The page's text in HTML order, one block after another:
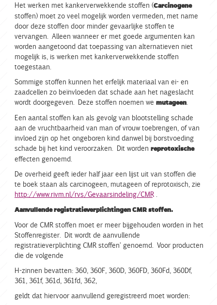
Het werken met kankerverwekkende stoffen (Carcinogene
stoffen) moet zo veel mogelijk worden vermeden, met name
door deze stoffen door minder gevaarlijke stoffen te
vervangen. Alleen wanneer er met goede argumenten kan
worden aangetoond dat toepassing van alternatieven niet
mogelijk is, is werken met kankerverwekkende stoffen
toegestaan.
Sommige stoffen kunnen het erfelijk materiaal van ei- en
zaadcellen zo beïnvloeden dat schade aan het nageslacht
wordt doorgegeven. Deze stoffen noemen we mutageen.
Een aantal stoffen kan als gevolg van blootstelling schade
aan de vruchtbaarheid van man of vrouw toebrengen, of van
invloed zijn op het ongeboren kind danwel bij borstvoeding
schade bij het kind veroorzaken. Dit worden reprotoxische
effecten genoemd.
De overheid geeft ieder half jaar een lijst uit van stoffen die
te boek staan als carcinogeen, mutageen of reprotoxisch, zie
http://www.rivm.nl/rvs/Gevaarsindeling/CMR.
Aanvullende registratieverplichtingen CMR stoffen.
Voor de CMR stoffen moet er meer bijgehouden worden in het
Stoffenregister. Dit wordt de aanvullende
registratieverplichting CMR stoffen’ genoemd. Voor producten
die de volgende
H-zinnen bevatten: 360, 360F, 360D, 360FD, 360Fd, 360Df,
361, 361f, 361d, 361fd, 362,
geldt dat hiervoor aanvullend geregistreerd moet worden: